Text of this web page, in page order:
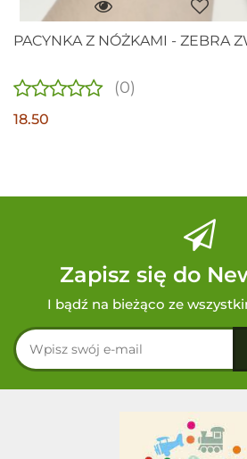
PACYNKA Z NÓŻKAMI - ZEBRA
(0)
18.50
Zapisz się do
I bądź na bieżąco ze